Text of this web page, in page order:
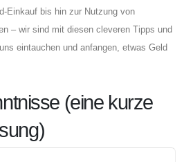
Einkauf bis hin zur Nutzung von
– wir sind mit diesen cleveren Tipps und
eintauchen und anfangen, etwas Geld
(eine kurze